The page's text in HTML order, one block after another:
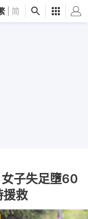
简
子失足墮60
救